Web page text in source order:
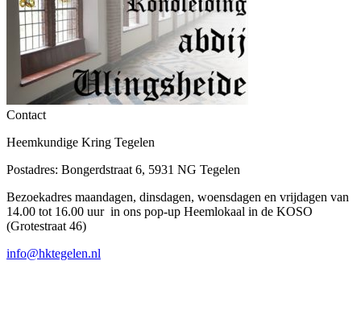
Contact
Heemkundige Kring Tegelen
Postadres: Bongerdstraat 6, 5931 NG Tegelen
Bezoekadres maandagen, dinsdagen, woensdagen en vrijdagen van
14.00 tot 16.00 uur in ons pop-up Heemlokaal in de KOSO
(Grotestraat 46)
info@hktegelen.nl